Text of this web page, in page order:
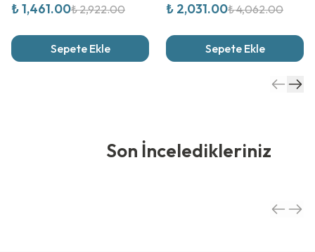
₺ 1,461.00₺ 2,922.00
Sepete Ekle
₺ 2,031.00₺ 4,062.00
Sepete Ekle
Son İnceledikleriniz